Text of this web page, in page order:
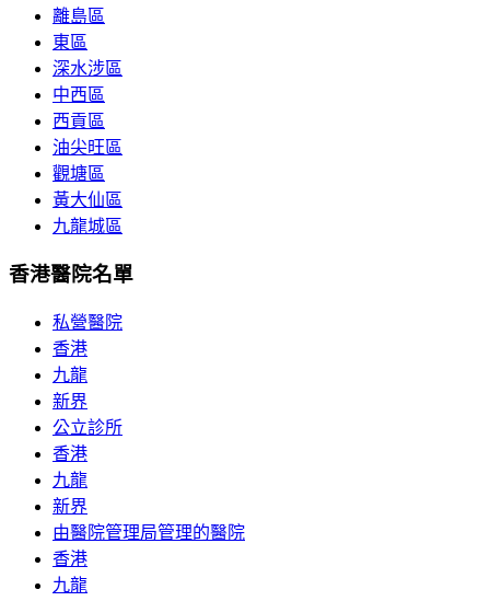
離島區
東區
深水涉區
中西區
西貢區
油尖旺區
觀塘區
黃大仙區
九龍城區
香港醫院名單
私營醫院
香港
九龍
新界
公立診所
香港
九龍
新界
由醫院管理局管理的醫院
香港
九龍